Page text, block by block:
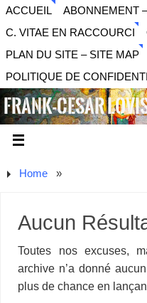
ACCUEIL ABONNEMENT
C. VITAE EN RACCOURCI
PLAN DU SITE – SITE MAP
POLITIQUE DE
FRANK-CESAR
SON, PHOTOGRAPHIE,
Home »
Aucun
Toutes nos excuses,
archive n’a donné
plus de chance en